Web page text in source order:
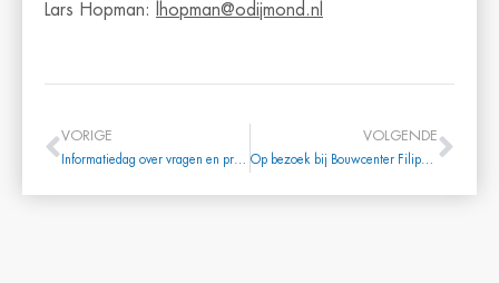
Lars Hopman:
lhopman@odijmond.nl
VORIGE
Informatiedag over vragen en problemen markttoegang
VOLGENDE
Op bezoek bij Bouwcenter Filippo in Beverwijk